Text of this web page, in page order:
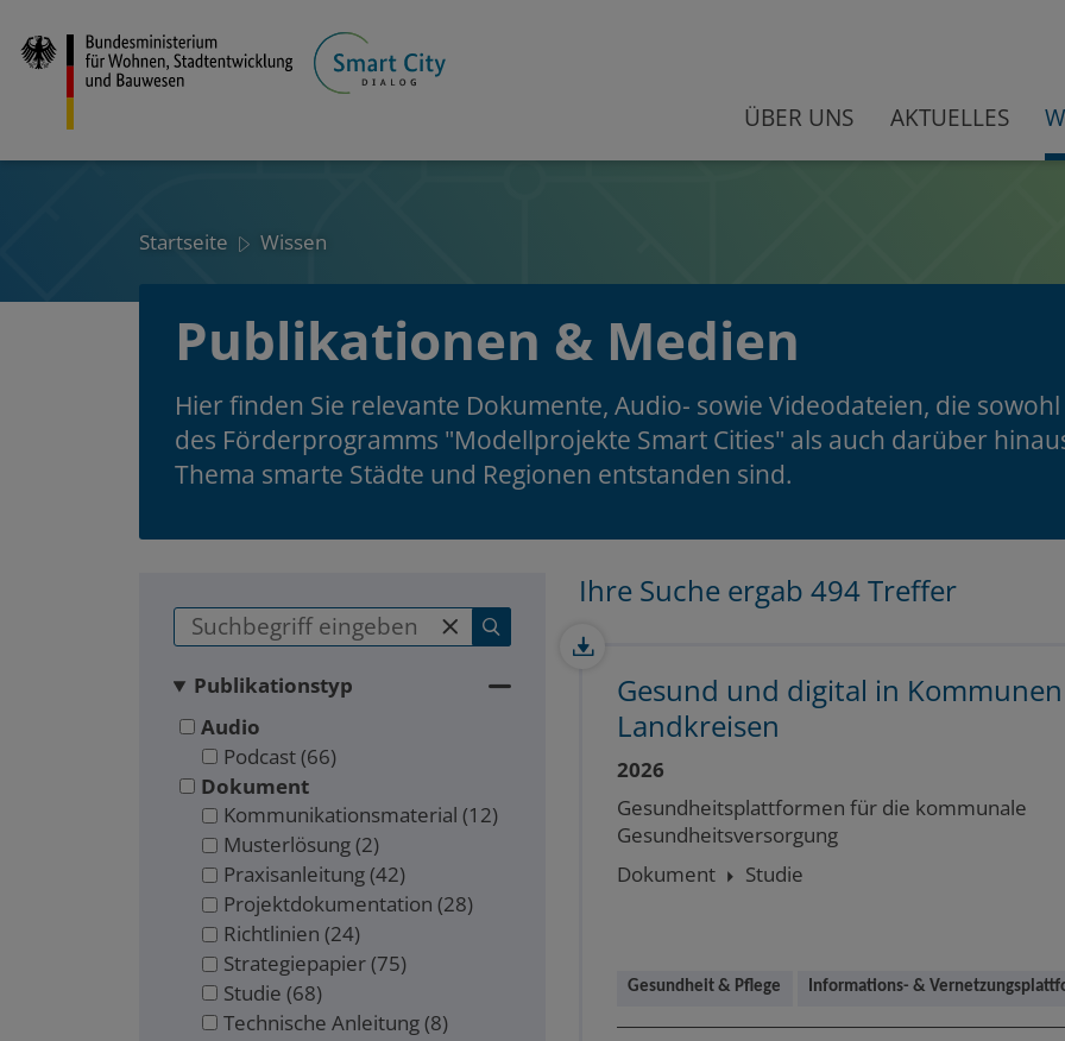
zum
Inhalt
ÜBER UNS AKTUELLES
Startseite Wissen
Publikationen & Medien
Hier finden Sie relevante Dokumente, Audio- sowie Videodateien, die
des Förderprogramms "Modellprojekte Smart Cities" als auch darüber
Thema smarte Städte und Regionen entstanden sind.
main
Seitenbereich
Hauptinhalt
Publikationstyp
Audio
Podcast(66)
Dokument
Kommunikationsmaterial (12)
Musterlösung(2)
Praxisanleitung(42)
Projektdokumentation (28)
Richtlinien (24)
Strategiepapier(75)
Studie (68)
Technische Anleitung(8)
Ihre Suche ergab 494 Treffer
Gesund und digital in
Landkreisen
2026
Gesundheitsplattformen für die kommunale
Gesundheitsversorgung
Dokument
Studie
Gesundheit & Pflege Informations- &